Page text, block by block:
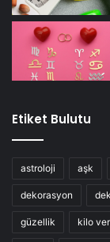
Etiket Bulutu
astroloji aşk
dekorasyon
güzellik kilo